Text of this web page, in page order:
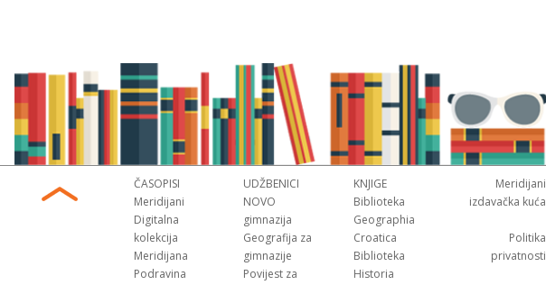
ČASOPISI
Meridijani
Digitalna
kolekcija
Meridijana
Podravina
UDŽBENICI
NOVO
gimnazija
Geografija za
gimnazije
Povijest za
KNJIGE
Biblioteka
Geographia
Croatica
Biblioteka
Historia
Meridijani
izdavačka kuća
Politika
privatnosti